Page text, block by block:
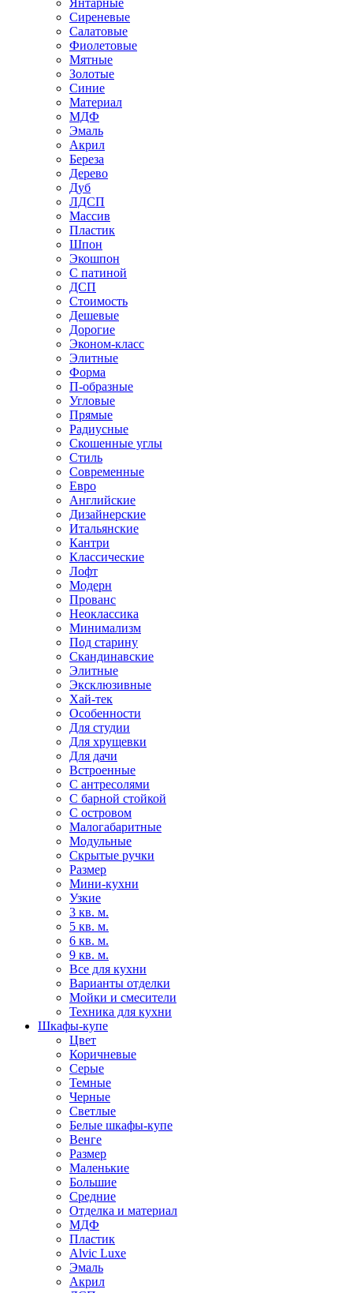
Янтарные
Сиреневые
Салатовые
Фиолетовые
Мятные
Золотые
Синие
Материал
МДФ
Эмаль
Акрил
Береза
Дерево
Дуб
ЛДСП
Массив
Пластик
Шпон
Экошпон
С патиной
ДСП
Стоимость
Дешевые
Дорогие
Эконом-класс
Элитные
Форма
П-образные
Угловые
Прямые
Радиусные
Скошенные углы
Стиль
Современные
Евро
Английские
Дизайнерские
Итальянские
Кантри
Классические
Лофт
Модерн
Прованс
Неоклассика
Минимализм
Под старину
Скандинавские
Элитные
Эксклюзивные
Хай-тек
Особенности
Для студии
Для хрущевки
Для дачи
Встроенные
С антресолями
С барной стойкой
С островом
Малогабаритные
Модульные
Скрытые ручки
Размер
Мини-кухни
Узкие
3 кв. м.
5 кв. м.
6 кв. м.
9 кв. м.
Все для кухни
Варианты отделки
Мойки и смесители
Техника для кухни
Шкафы-купе
Цвет
Коричневые
Серые
Темные
Черные
Светлые
Белые шкафы-купе
Венге
Размер
Маленькие
Большие
Средние
Отделка и материал
МДФ
Пластик
Alvic Luxe
Эмаль
Акрил